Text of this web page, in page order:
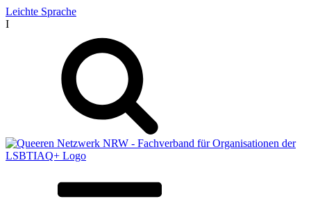
Leichte Sprache
I